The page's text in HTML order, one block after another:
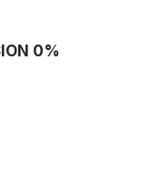
0%